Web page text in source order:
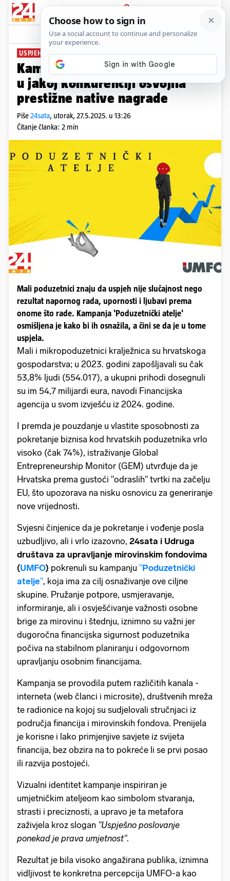
PRIJAVA
News Komentari
USPJEH 24SATA
Kampanja 'Poduzetnički atelje'
u jakoj konkurenciji osvojila
prestižne native nagrade
Piše24sata, utorak, 27.5.2025. u 13:26
Čitanje članka: 2 min
Mali poduzetnici znaju da uspjeh nije slučajnost nego
rezultat napornog rada, upornosti i ljubavi prema
onome što rade. Kampanja 'Poduzetnički atelje'
osmišljena je kako bi ih osnažila, a čini se da je u tome
uspjela.
Mali i mikropoduzetnici kralježnica su hrvatskoga
gospodarstva; u 2023. godini zapošljavali su čak
53,8% ljudi (554.017), a ukupni prihodi dosegnuli
su im 54,7 milijardi eura, navodi Financijska
agencija u svom izvješću iz 2024. godine.
I premda je pouzdanje u vlastite sposobnosti za
pokretanje biznisa kod hrvatskih poduzetnika vrlo
visoko (čak 74%), istraživanje Global
Entrepreneurship Monitor (GEM) utvrđuje da je
Hrvatska prema gustoći "odraslih" tvrtki na začelju
EU, što upozorava na nisku osnovicu za generiranje
nove vrijednosti.
Svjesni činjenice da je pokretanje i vođenje posla
uzbudljivo, ali i vrlo izazovno, 24sata i Udruga
društava za upravljanje mirovinskim fondovima
(UMFO) pokrenuli su kampanju "Poduzetnički
atelje", koja ima za cilj osnaživanje ove ciljne
skupine. Pružanje potpore, usmjeravanje,
informiranje, ali i osvješćivanje važnosti osobne
brige za mirovinu i štednju, iznimno su važni jer
dugoročna financijska sigurnost poduzetnika
počiva na stabilnom planiranju i odgovornom
upravljanju osobnim financijama.
Kampanja se provodila putem različitih kanala -
interneta (web članci i microsite), društvenih mreža
te radionice na kojoj su sudjelovali stručnjaci iz
područja financija i mirovinskih fondova. Prenijela
je korisne i lako primjenjive savjete iz svijeta
financija, bez obzira na to pokreće li se prvi posao
ili razvija postojeći.
Vizualni identitet kampanje inspiriran je
umjetničkim ateljeom kao simbolom stvaranja,
strasti i preciznosti, a upravo je ta metafora
zaživjela kroz slogan "Uspješno poslovanje
ponekad je prava umjetnost".
Rezultat je bila visoko angažirana publika, iznimna
vidljivost te konkretna percepcija UMFO-a kao